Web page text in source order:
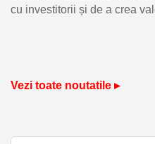
cu investitorii și de a crea
Vezi toate noutatile ▸